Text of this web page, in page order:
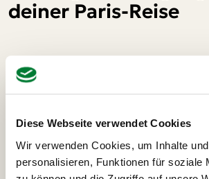
Diese Webseite verwendet Cookies
Wir verwenden Cookies, um Inhalte
personalisieren, Funktionen für soziale
deiner Paris-Reise
Bootsfahrt auf der Seine Paris
Bootsfahrt auf der Seine
Ein unvergessliches Erlebnis ist